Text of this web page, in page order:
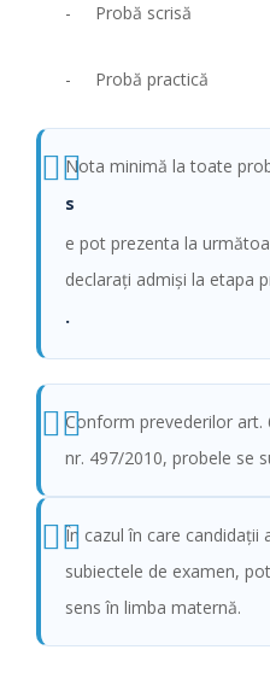
- Probă scrisă
- Probă practică
Nota minimă la toate
s
e pot prezenta la
declaraţi admişi la etapa
.
Conform prevederilor art.
nr. 497/2010, probele se
În cazul în care candidaţii
subiectele de examen,
sens în limba maternă.